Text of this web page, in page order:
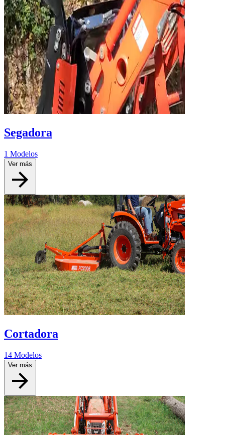
Segadora
1 Modelos
Ver más
Cortadora
14 Modelos
Ver más